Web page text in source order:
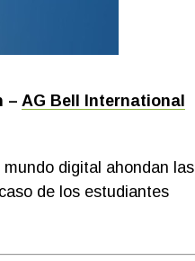
– AG Bell International
digital ahondan las
de los estudiantes